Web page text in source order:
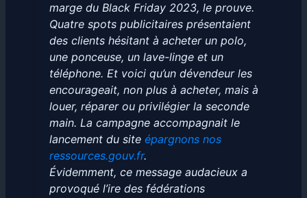
marge du Black Friday 2023, le prouve.
Quatre spots publicitaires présentaient
des clients hésitant à acheter un polo,
une ponceuse, un lave-linge et un
téléphone. Et voici qu’un dévendeur les
encourageait, non plus à acheter, mais à
louer, réparer ou privilégier la seconde
main. La campagne accompagnait le
lancement du site épargnons nos
ressources.gouv.fr.
Évidemment, ce message audacieux a
provoqué l’ire des fédérations